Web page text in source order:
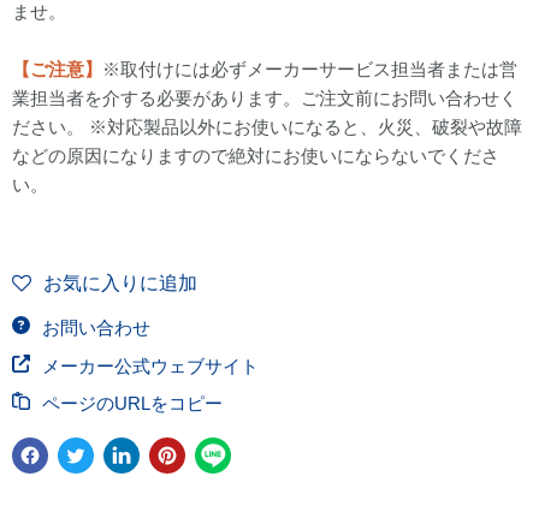
ませ。
【ご注意】
※取付けには必ずメーカーサービス担当者または営
業担当者を介する必要があります。ご注文前にお問い合わせく
ださい。 ※対応製品以外にお使いになると、火災、破裂や故障
などの原因になりますので絶対にお使いにならないでくださ
い。
お気に入りに追加
お問い合わせ
メーカー公式ウェブサイト
ページのURLをコピー